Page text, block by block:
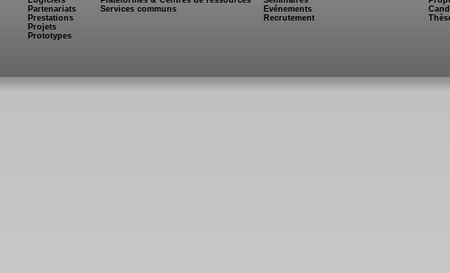
Partenariats
Prestations
Projets
Prototypes
Services communs
Evénements
Recrutement